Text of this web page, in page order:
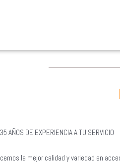
AÑOS DE EXPERIENCIA A TU SERVICIO
la mejor calidad y variedad en